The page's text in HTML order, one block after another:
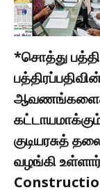
*சொத்து
குடியரசுத்
வழங்கி